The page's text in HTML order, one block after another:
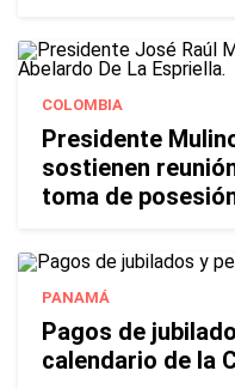
COLOMBIA
Presidente
sostienen
toma de
PANAMÁ
Pagos de
calendario de la